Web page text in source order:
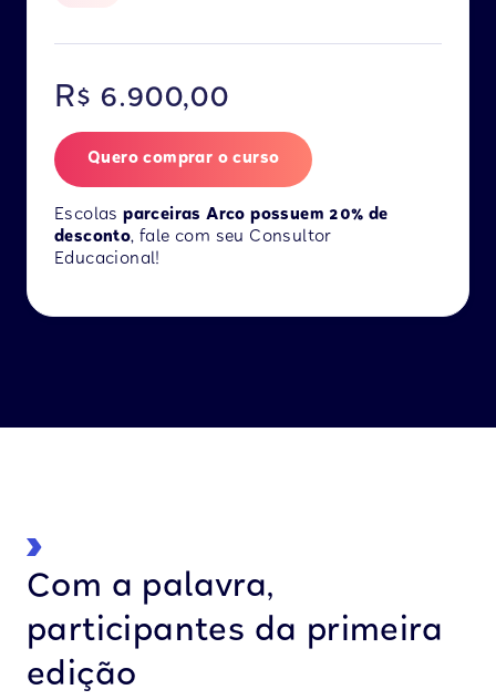
R$ 6.900,00
Quero comprar o curso
Escolasparceiras Arco possuem 20% de
desconto, fale com seu Consultor
Educacional!
Com a palavra,
participantes da primeira
edição